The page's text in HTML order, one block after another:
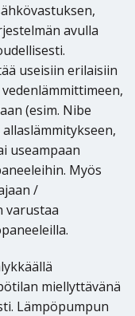
avulla
useisiin erilaisiin
(esim. Nibe
useampaan
Myös
/
varustaa
miellyttävänä
Lämpöpumpun